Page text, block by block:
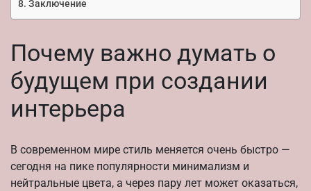
Заключение
Почему важно думать о
будущем при создании
интерьера
В современном мире стиль меняется очень быстро —
сегодня на пике популярности минимализм и
нейтральные цвета, а через пару лет может оказаться,